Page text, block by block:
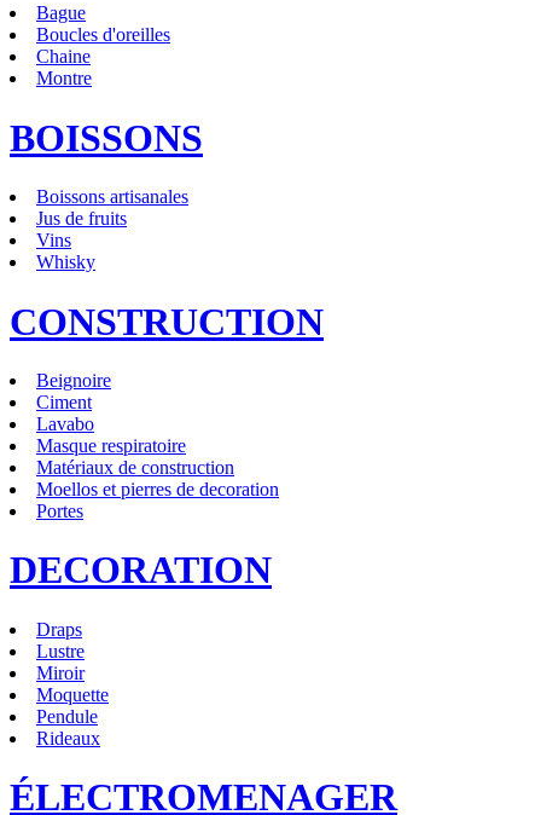
Bague
Boucles d'oreilles
Chaine
Montre
BOISSONS
Boissons artisanales
Jus de fruits
Vins
Whisky
CONSTRUCTION
Beignoire
Ciment
Lavabo
Masque respiratoire
Matériaux de construction
Moellos et pierres de decoration
Portes
DECORATION
Draps
Lustre
Miroir
Moquette
Pendule
Rideaux
ÉLECTROMENAGER